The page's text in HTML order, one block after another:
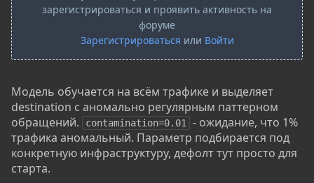
зарегистрироваться и проявить активность на
форуме
Зарегистрироваться или Войти
Модель обучается на всём трафике и выделяет
destination с аномально регулярным паттерном
обращений.
contamination=0.01
- ожидание, что 1%
трафика аномальный. Параметр подбирается под
конкретную инфраструктуру, дефолт тут просто для
старта.